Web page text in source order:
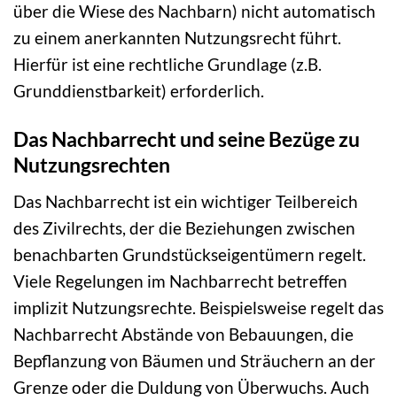
über die Wiese des Nachbarn) nicht automatisch
zu einem anerkannten Nutzungsrecht führt.
Hierfür ist eine rechtliche Grundlage (z.B.
Grunddienstbarkeit) erforderlich.
Das Nachbarrecht und seine Bezüge zu
Nutzungsrechten
Das Nachbarrecht ist ein wichtiger Teilbereich
des Zivilrechts, der die Beziehungen zwischen
benachbarten Grundstückseigentümern regelt.
Viele Regelungen im Nachbarrecht betreffen
implizit Nutzungsrechte. Beispielsweise regelt das
Nachbarrecht Abstände von Bebauungen, die
Bepflanzung von Bäumen und Sträuchern an der
Grenze oder die Duldung von Überwuchs. Auch